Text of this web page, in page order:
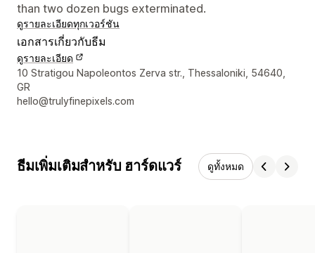
than two dozen bugs exterminated.
ดูรายละเอียดทุกเวอร์ชัน
เอกสารเกี่ยวกับธีม
ดูรายละเอียด
รายละเอียดการติดต่อผู้ออกแบบ
10 Stratigou Napoleontos Zerva str., Thessaloniki, 54640,
GR
hello@trulyfinepixels.com
ธีมเพิ่มเติมสำหรับ ฮาร์ดแวร์ ดูทั้งหมด